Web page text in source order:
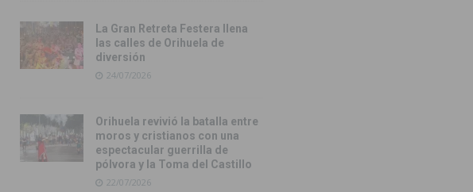
La Gran Retreta Festera llena
las calles de Orihuela de
diversión
24/07/2026
Orihuela revivió la batalla entre
moros y cristianos con una
espectacular guerrilla de
pólvora y la Toma del Castillo
22/07/2026